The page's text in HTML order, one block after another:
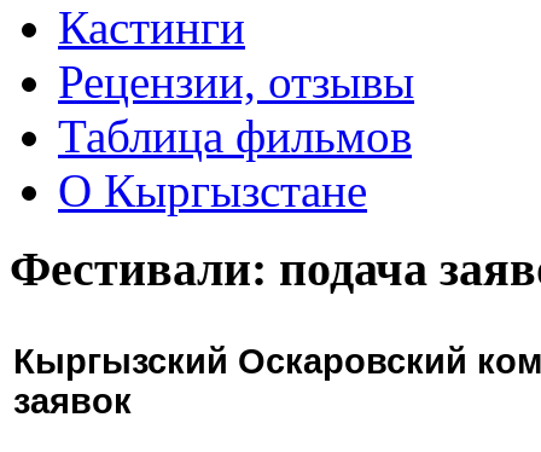
Кастинги
Рецензии, отзывы
Таблица фильмов
О Кыргызстане
Фестивали: подача
Кыргызский Оскаровский
заявок